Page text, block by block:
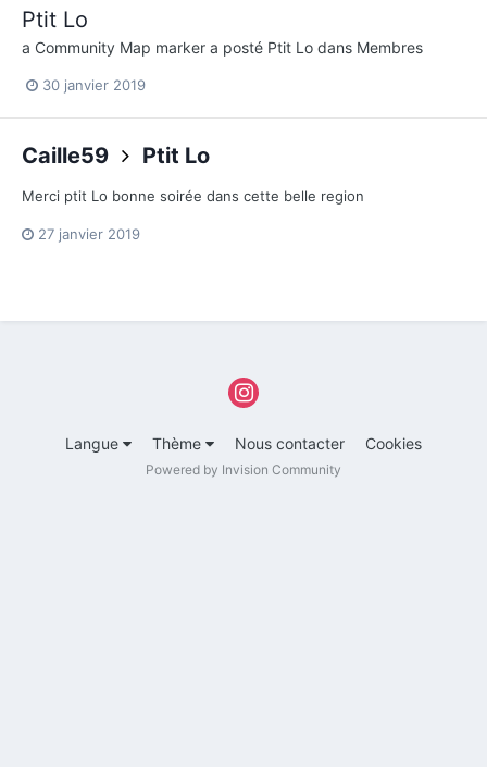
Ptit Lo
a Community Map marker a posté Ptit Lo dans Membres
30 janvier 2019
Caille59 Ptit Lo
Merci ptit Lo bonne soirée dans cette belle region
27 janvier 2019
Langue Thème Nous contacter Cookies
Powered by Invision Community